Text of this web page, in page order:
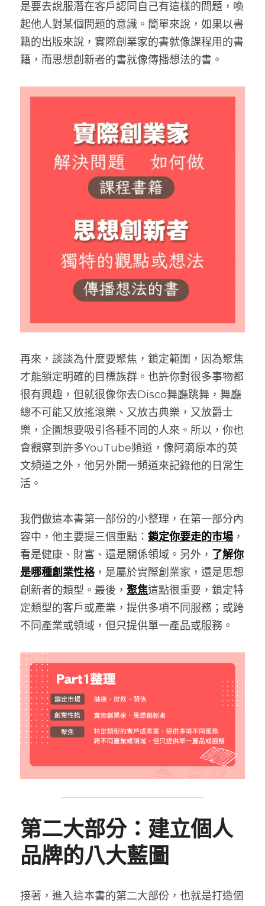
是要去說服潛在客戶認同自己有這樣的問題，喚
起他人對某個問題的意識。簡單來說，如果以書
籍的出版來說，實際創業家的書就像課程用的書
籍，而思想創新者的書就像傳播想法的書。
再來，談談為什麼要聚焦，鎖定範圍，因為聚焦
才能鎖定明確的目標族群。也許你對很多事物都
很有興趣，但就很像你去Disco舞廳跳舞，舞廳
總不可能又放搖滾樂、又放古典樂，又放爵士
樂，企圖想要吸引各種不同的人來。所以，你也
會觀察到許多YouTube頻道，像阿滴原本的英
文頻道之外，他另外開一頻道來記錄他的日常生
活。
我們做這本書第一部份的小整理，在第一部分內
容中，他主要提三個重點： 鎖定你要走的市場 ，
看是健康、財富、還是關係領域。另外， 了解你
是哪種創業性格，是屬於實際創業家，還是思想
創新者的類型。最後， 聚焦這點很重要，鎖定特
定類型的客戶或產業，提供多項不同服務；或跨
不同產業或領域，但只提供單一產品或服務。
第二大部分：建立個人
品牌的八大藍圖
接著，進入這本書的第二大部份，也就是打造個